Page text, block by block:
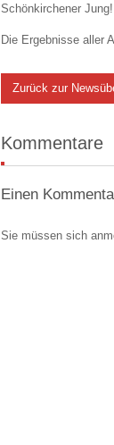
Schönkirchener Jung!
Die Ergebnisse aller
Zurück zur
Kommentare
Einen
Sie müssen sich